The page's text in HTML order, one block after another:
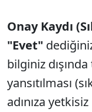
Onay Kaydı
"Evet"
bilginiz
yansıtılması
adınıza